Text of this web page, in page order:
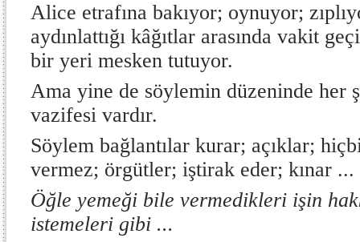
Alice etrafına bakıyor; oynuyor;
aydınlattığı kâğıtlar arasında vakit
bir yeri mesken tutuyor.
Ama yine de söylemin düzeninde her
vazifesi vardır.
Söylem bağlantılar kurar; açıklar;
vermez; örgütler; iştirak eder; kınar ...
Öğle yemeği bile vermedikleri işin
istemeleri gibi ...